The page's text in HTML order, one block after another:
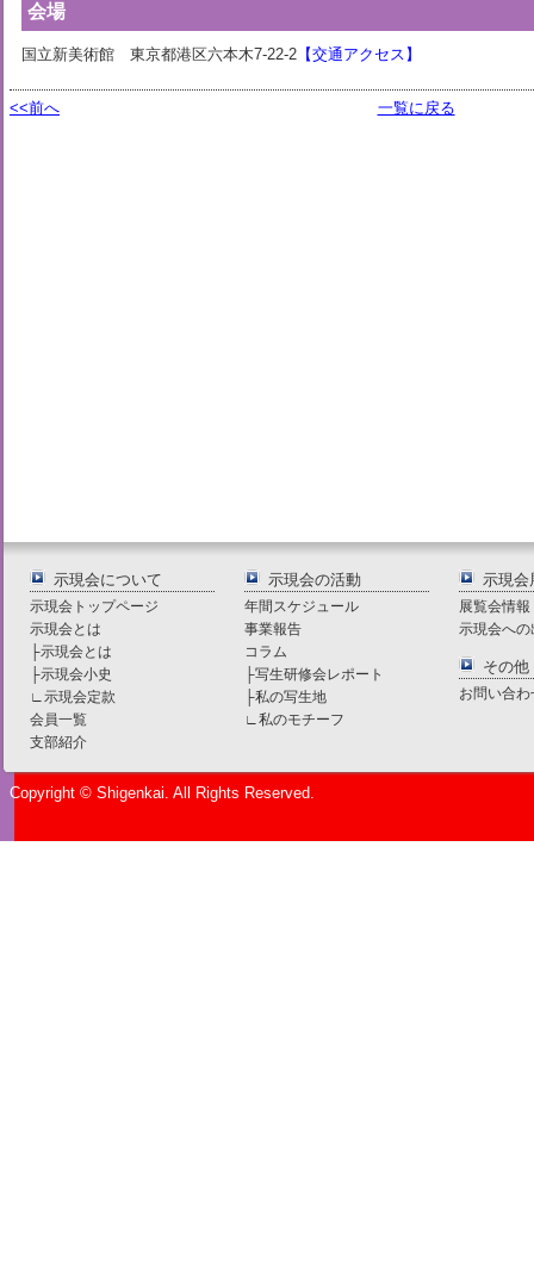
会場
国立新美術館 東京都港区六本木7-22-2 【交通アクセス】
<<前へ 一覧に戻る
示現会について
示現会トップページ
示現会とは
├示現会とは
├示現会小史
∟ 示現会定款
会員一覧
支部紹介
示現会の活動
年間スケジュール
事業報告
コラム
├写生研修会レポート
├私の写生地
∟ 私のモチーフ
示現会
展覧会情報
示現会へ
その他
お問い合
Copyright © Shigenkai. All Rights Reserved.